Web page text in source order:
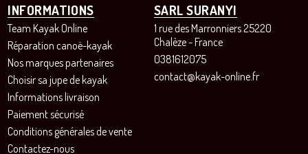
INFORMATIONS
Team Kayak Online
Réparation canoë-kayak
Nos marques partenaires
Choisir sa jupe de kayak
Informations livraison
Paiement sécurisé
Conditions générales de vente
Contactez-nous
SARL SURANYI
1 rue des Marronniers 25220
Chalèze - France
0381612075
contact@kayak-online.fr